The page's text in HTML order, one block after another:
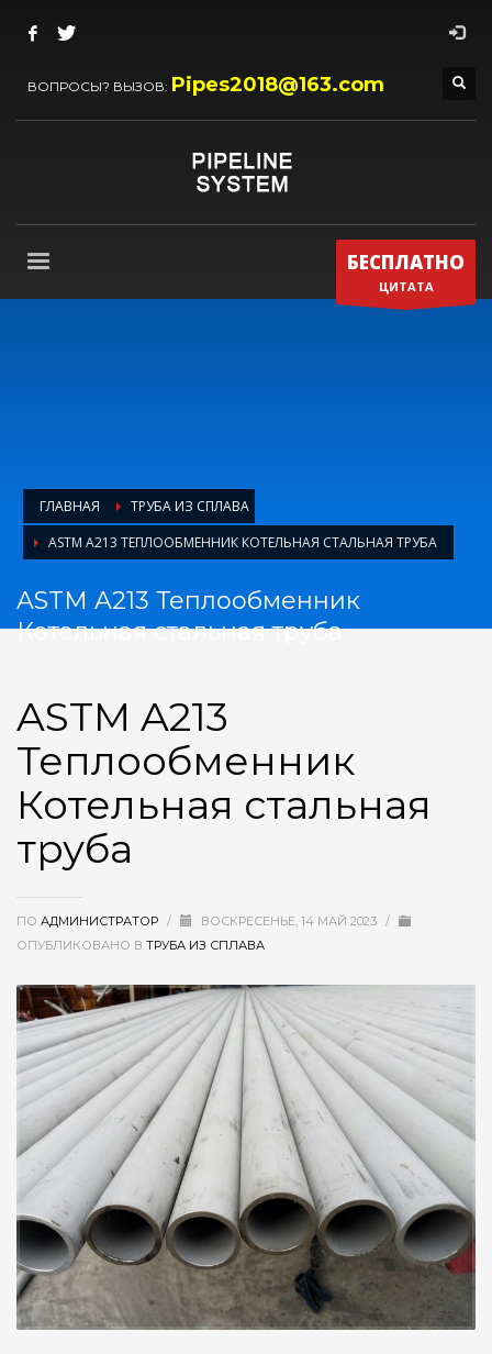
ВОПРОСЫ? ВЫЗОВ: Pipes2018@163.com
БЕСПЛАТНО
ЦИТАТА
ГЛАВНАЯ
ТРУБА ИЗ СПЛАВА
ASTM A213 ТЕПЛООБМЕННИК КОТЕЛЬНАЯ СТАЛЬНАЯ ТРУБА
ASTM A213 Теплообменник
Котельная стальная труба
ASTM A213
Теплообменник
Котельная стальная
труба
ПО АДМИНИСТРАТОР / ВОСКРЕСЕНЬЕ, 14 МАЙ 2023 /
ОПУБЛИКОВАНО В ТРУБА ИЗ СПЛАВА